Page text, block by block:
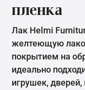
пленка
Лак Helmi
желтеющую
покрытием на
идеально
игрушек, дверей,